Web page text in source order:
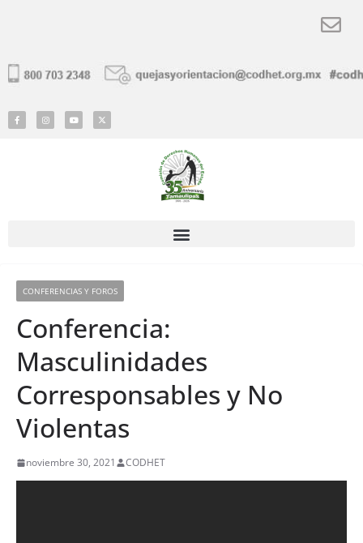
CONFERENCIAS Y FOROS
Conferencia:
Masculinidades
Corresponsables y No
Violentas
noviembre 30, 2021 CODHET